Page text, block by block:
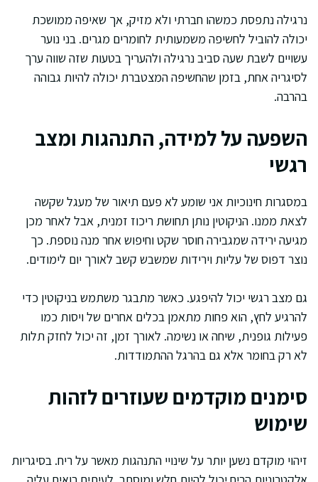
נרגילה נתפסת כמשהו חברתי ולא מזיק, אך שאיפה ממושכת
יכולה להוביל לחשיפה משמעותית לחומרים מגרים. בני נוער
עשויים לשבת שעה סביב נרגילה ולהעריך בטעות שזה שווה ערך
לסיגריה אחת, בזמן שהחשיפה המצטברת יכולה להיות גבוהה
בהרבה.
השפעה על למידה, התנהגות ומצב
רגשי
במסגרות חינוכיות אני שומע לא פעם תיאור של מעגל שקשה
לצאת ממנו. הניקוטין נותן תחושת ריכוז זמנית, אבל לאחר מכן
מגיעה ירידה שמגבירה חוסר שקט וחיפוש אחר מנה נוספת. כך
נוצר דפוס של עליות וירידות שמשבש קשב לאורך יום לימודים.
גם מצב רגשי יכול להיפגע. כאשר מתבגר משתמש בניקוטין כדי
להרגיע לחץ, הוא פחות מתאמן בכלים אחרים של ויסות כמו
פעילות גופנית, שיחה או נשימה. לאורך זמן, זה יכול לחזק תלות
לא רק בחומר אלא גם בהרגל ההתמודדות.
סימנים מוקדמים שעוזרים לזהות
שימוש
זיהוי מוקדם נשען יותר על שינויי התנהגות מאשר על ריח. בסיגריות